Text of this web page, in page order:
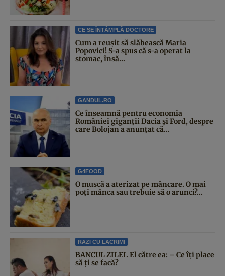
CE SE ÎNTÂMPLĂ DOCTORE
Cum a reușit să slăbească Maria
Popovici! S-a spus că s-a operat la
stomac, însă...
GANDUL.RO
Ce înseamnă pentru economia
României giganții Dacia și Ford, despre
care Bolojan a anunțat că...
G4FOOD
O muscă a aterizat pe mâncare. O mai
poți mânca sau trebuie să o arunci?...
RAZI CU LACRIMI
BANCUL ZILEI. El către ea: – Ce îți place
să ți se facă?